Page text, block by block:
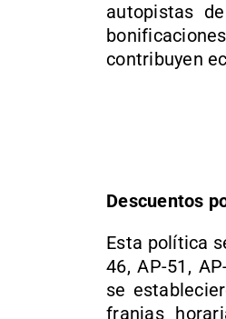
autopistas
contribuyen
Descuentos
Esta política
46, AP-51,
se
franjas